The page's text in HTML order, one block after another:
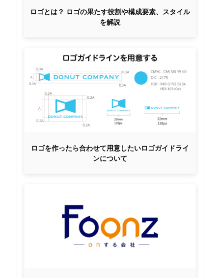
ロゴとは？ ロゴの果たす役割や構成要素、スタイル
を解説
ロゴを作ったら合わせて用意したいロゴガイドライ
ンについて